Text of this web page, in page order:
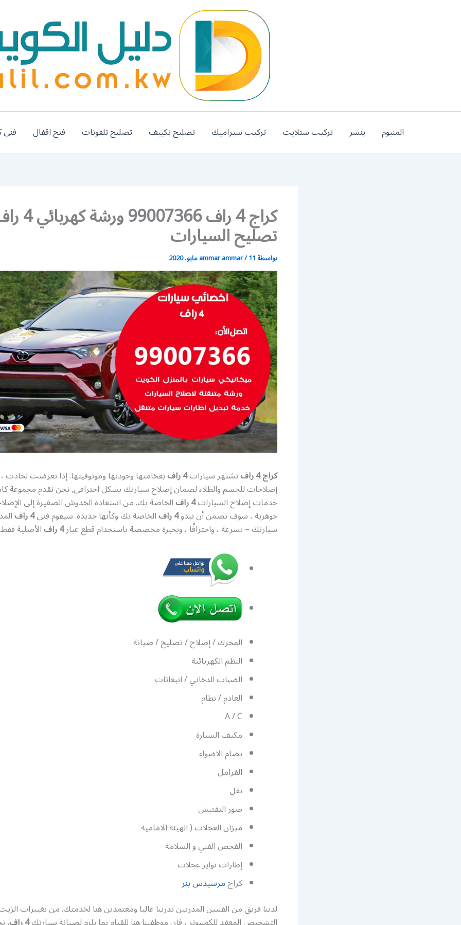
المنيوم بنشر تركيب ستلايت تركيب سيراميك تصليح تكييف تصليح تلفونات فتح اقفال فني
كراج 4
تصليح السيارات
بواسطة ammar ammar/11 مايو، 2020
كراج 4 راف تشتهر سيارات4 راف بفخامتها وجودتها وموثوقيتها. إذا تعرضت لحادث ،
إصلاحات للجسم والطلاء لضمان إصلاح سيارتك بشكل احترافي, نحن نقدم مجموعة
خدمات إصلاح السيارات4 راف الخاصة بك. من استعادة الخدوش الصغيرة إلى
جوهرية ، سوف نضمن أن تبدو4 راف الخاصة بك وكأنها جديدة. سيقوم فني4 راف
سيارتك – بسرعة ، واحترافًا ، وبخبرة مخصصة باستخدام قطع غيار4 راف الأصلية فقط.
المحرك / إصلاح / تصليح / صيانة
النظم الكهربائية
الضباب الدخاني / انبعاثات
العادم / نظام
A / C
مكيف السيارة
نضام الاضواء
الفرامل
نقل
صور التفتيش
ميزان العجلات ( الهيئة الامامية
الفحص الفني و السلامة
إطارات تواير عجلات
كراجمرسيدس بنز
لدينا فريق من الفنيين المدربين تدريبا عاليا ومعتمدين هنا لخدمتك. من تغييرات